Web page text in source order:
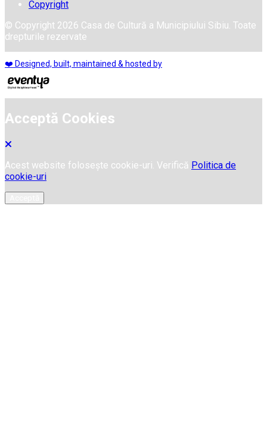
Copyright
© Copyright 2026 Casa de Cultură a Municipiului Sibiu. Toate
drepturile rezervate
❤️ Designed, built, maintained & hosted by
Acceptă Cookies
Acest website folosește cookie-uri. Verifică Politica de
cookie-uri